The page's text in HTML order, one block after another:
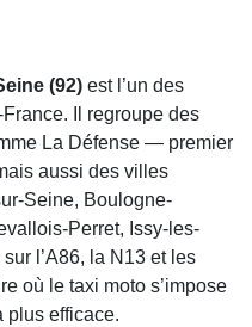
(92) est l’un des
Il regroupe des
La Défense — premier
aussi des villes
Seine, Boulogne-
Perret, Issy-les-
l’A86, la N13 et les
où le taxi moto s’impose
plus efficace.